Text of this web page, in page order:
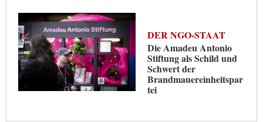
DER NGO-STAAT
Die Amadeu Antonio
Stiftung als Schild und
Schwert der
Brandmauereinheitspar
tei